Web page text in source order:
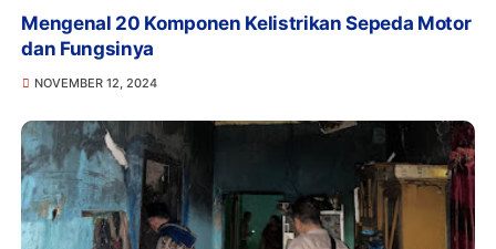
Mengenal 20 Komponen Kelistrikan Sepeda Motor
dan Fungsinya
NOVEMBER 12, 2024